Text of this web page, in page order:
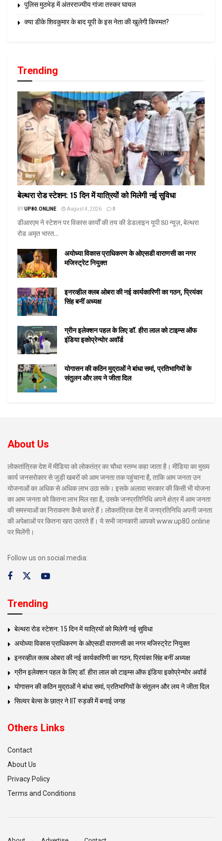
पुलिस मुठभेड़ में अंतरराज्यीय गांजा तस्कर घायल
क्या डीके शिवकुमार के बाद यूपी के इस नेता की खुलेगी किस्मत?
Trending
बिहार
बेल्थरा रोड स्टेशन: 15 दिन में यात्रियों को मिलेगी नई सुविधा
BYUP80.ONLINE August 4, 2026 0
डीआरएम ने स्टेशन पर विकास कार्यों की तय की डेडलाइन यूपी 80 न्यूज़, बेल्थरा
रोड अमृत भारत...
अयोध्या विकास प्राधिकरण के ओएसडी वाराणसी का नगर
मजिस्ट्रेट नियुक्त
इनरव्हील क्लब ओबरा की नई कार्यकारिणी का गठन, प्रियंका
सिंह बनीं अध्यक्ष
ग्रीन इलेक्शन पहल के लिए डॉ. हीरा लाल को टाइम्स ऑफ
इंडिया इकोप्रेन्योर अवॉर्ड
योगासन की कठिन मुद्राओं ने बांधा समां, प्रतिभागियों के
संतुलन और लय ने जीता दिल
About Us
लोकतांत्रिक देश में मीडिया को लोकतंत्र का चौथा स्तम्भ कहा जाता है। मीडिया का मुख्य
कार्य जनसरोकार से जुड़ी खबरों को आम जनता तक पहुंचाना है, ताकि आम जनता उन
योजनाओं का अधिक से अधिक लाभ उठा सके। इसके अलावा सरकार की किसी भी योजना
का आम जनता को कितना लाभ मिल रहा है, उसके जनप्रतिनिधि अपने क्षेत्र में आम जनता
की समस्याओं का निराकरण कैसे करते हैं। लोकतंत्रिक देश में जनप्रतिनिधि अपनी जनता
की अपेक्षाओं पर कितना खरा उतरते हैं। ये सभी जानकारी आपको www.up80.online
पर मिलेंगी।
Follow us on social media:
Trending
बेल्थरा रोड स्टेशन: 15 दिन में यात्रियों को मिलेगी नई सुविधा
अयोध्या विकास प्राधिकरण के ओएसडी वाराणसी का नगर मजिस्ट्रेट नियुक्त
इनरव्हील क्लब ओबरा की नई कार्यकारिणी का गठन, प्रियंका सिंह बनीं अध्यक्ष
ग्रीन इलेक्शन पहल के लिए डॉ. हीरा लाल को टाइम्स ऑफ इंडिया इकोप्रेन्योर अवॉर्ड
योगासन की कठिन मुद्राओं ने बांधा समां, प्रतिभागियों के संतुलन और लय ने जीता दिल
सिल्वर बेल्स के छात्र ने IIT रुड़की में बनाई जगह
Others Links
Contact
About Us
Privacy Policy
Terms and Conditions